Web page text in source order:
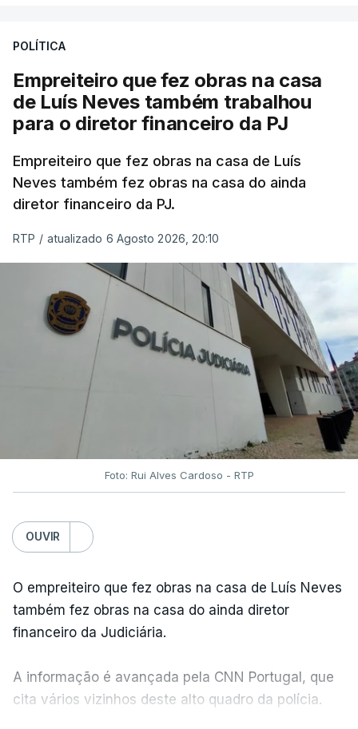
POLÍTICA
Empreiteiro que fez obras na casa
de Luís Neves também trabalhou
para o diretor financeiro da PJ
Empreiteiro que fez obras na casa de Luís
Neves também fez obras na casa do ainda
diretor financeiro da PJ.
RTP / atualizado 6 Agosto 2026, 20:10
Foto: Rui Alves Cardoso - RTP
OUVIR
O empreiteiro que fez obras na casa de Luís Neves
também fez obras na casa do ainda diretor
financeiro da Judiciária.
A informação é avançada pela CNN Portugal, que
cita vários vizinhos deste alto quadro da polícia.